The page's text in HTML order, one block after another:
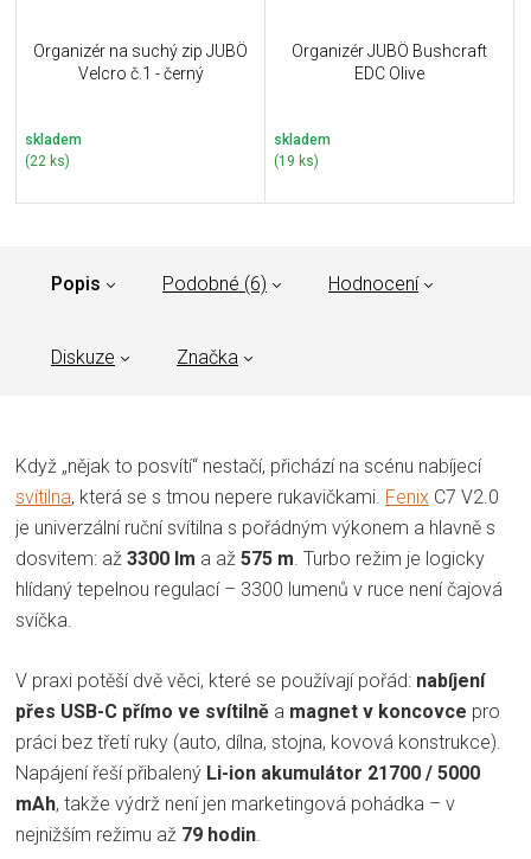
Organizér na suchý zip JUBÖ
Velcro č.1 - černý
skladem
(22 ks)
Organizér JUBÖ Bushcraft
EDC Olive
skladem
(19 ks)
Popis Podobné (6) Hodnocení
Diskuze Značka
Když „nějak to posvítí“ nestačí, přichází na scénu nabíjecí
svítilna, která se s tmou nepere rukavičkami. Fenix C7 V2.0
je univerzální ruční svítilna s pořádným výkonem a hlavně s
dosvitem: až 3300 lm a až 575 m. Turbo režim je logicky
hlídaný tepelnou regulací – 3300 lumenů v ruce není čajová
svíčka.
V praxi potěší dvě věci, které se používají pořád: nabíjení
přes USB-C přímo ve svítilně a magnet v koncovce pro
práci bez třetí ruky (auto, dílna, stojna, kovová konstrukce).
Napájení řeší přibalený Li-ion akumulátor 21700 / 5000
mAh, takže výdrž není jen marketingová pohádka – v
nejnižším režimu až 79 hodin.